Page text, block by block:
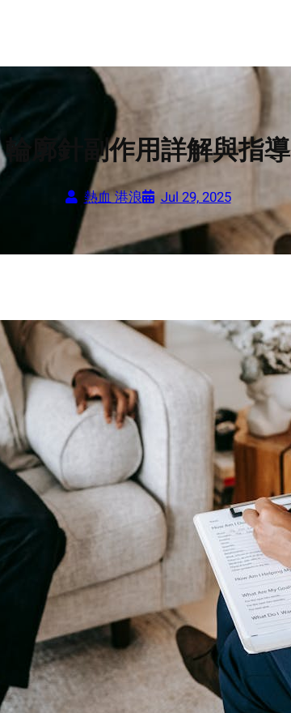
輪廓針副作用詳解與指導
熱血 港浪 Jul 29, 2025